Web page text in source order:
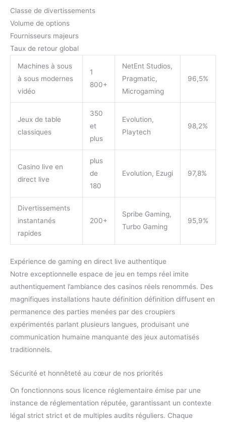
Classe de divertissements
Volume de options
Fournisseurs majeurs
Taux de retour global
Machines à sous
à sous modernes
vidéo
1
800+
NetEnt Studios,
Pragmatic,
Microgaming
96,5%
Jeux de table
classiques
350
et
plus
Evolution,
Playtech
98,2%
Casino live en
direct live
plus
de
180
Evolution, Ezugi 97,8%
Divertissements
instantanés
rapides
200+
Spribe Gaming,
Turbo Gaming
95,9%
Expérience de gaming en direct live authentique
Notre exceptionnelle espace de jeu en temps réel imite
authentiquement l’ambiance des casinos réels renommés. Des
magnifiques installations haute définition définition diffusent en
permanence des parties menées par des croupiers
expérimentés parlant plusieurs langues, produisant une
communication humaine manquante des jeux automatisés
traditionnels.
Sécurité et honnêteté au cœur de nos priorités
On fonctionnons sous licence réglementaire émise par une
instance de réglementation réputée, garantissant un contexte
légal strict strict et de multiples audits réguliers. Chaque